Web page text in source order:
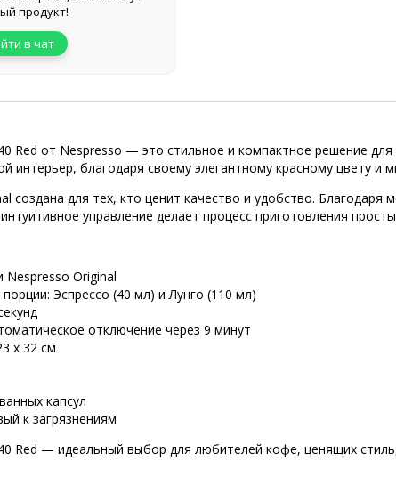
продукт!
в чат
Red от Nespresso — это стильное и компактное решение
интерьер, благодаря своему элегантному красному цвету и
создана для тех, кто ценит качество и удобство. Благодаря
управление делает процесс приготовления
Nespresso Original
Эспрессо (40 мл) и Лунго (110 мл)
отключение через 9 минут
x 32 см
капсул
к загрязнениям
Red — идеальный выбор для любителей кофе, ценящих